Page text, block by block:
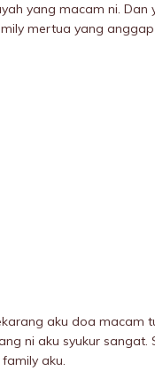
yang macam ni. Dan
mertua yang
aku doa macam
ni aku syukur
aku.